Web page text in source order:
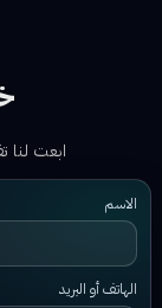
ابعت
الهاتف أو البريد
رسالتك